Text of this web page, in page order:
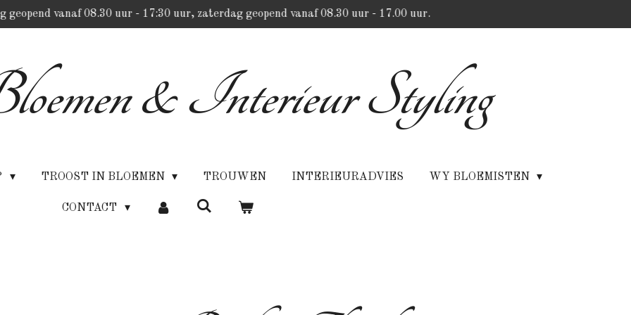
geopend vanaf 08.30 uur - 17:30 uur, zaterdag geopend vanaf 08.30 uur - 17.00 uur.
& Interieur Styling
TROOST IN BLOEMEN TROUWEN INTERIEURADVIES WY BLOEMISTEN
CONTACT